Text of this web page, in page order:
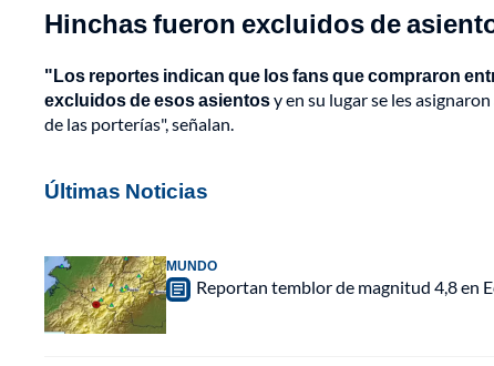
Hinchas fueron excluidos de
"Los reportes indican que los fans que compraron
excluidos de esos asientosy en su lugar se les
de las porterías", señalan.
Últimas Noticias
MUNDO
Reportan temblor de magnitud 4,8 en